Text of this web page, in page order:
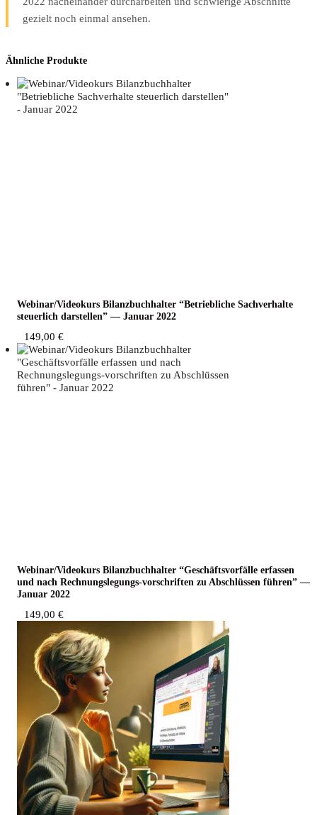
gezielt noch einmal ansehen.
Ähnliche Produkte
Webinar/Videokurs Bilanz­buch­hal­ter “Betrieb­li­che Sach­ver­hal­te
steu­er­lich dar­stel­len” — Janu­ar 2022
149,00 €
Webinar/Videokurs Bilanz­buch­hal­ter “Geschäfts­vor­fäl­le erfas­sen
und nach Rech­nungs­le­gungs-vor­schrif­ten zu Abschlüs­sen füh­ren” —
Janu­ar 2022
149,00 €